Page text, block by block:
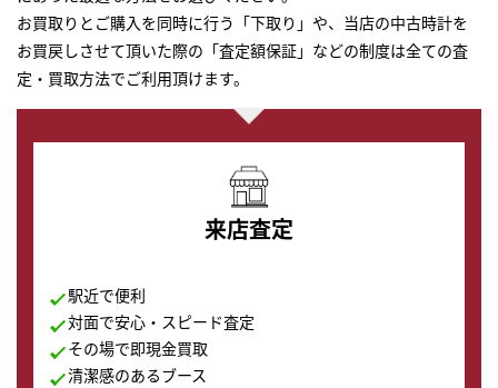
お買取りとご購入を同時に行う「下取り」や、当店の中古時計を
お買戻しさせて頂いた際の「査定額保証」などの制度は全ての査
定・買取方法でご利用頂けます。
来店査定
駅近で便利
対面で安心・スピード査定
その場で即現金買取
清潔感のあるブース